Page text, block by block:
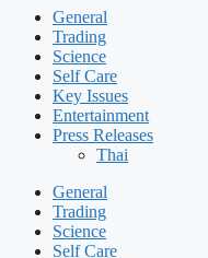
General
Trading
Science
Self Care
Key Issues
Entertainment
Press Releases
Thai
General
Trading
Science
Self Care